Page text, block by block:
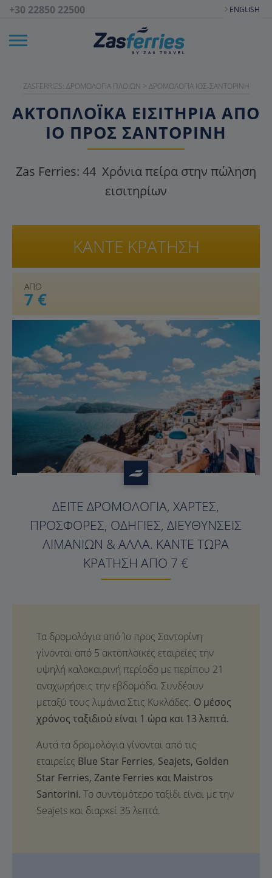
+30 22850 22500 ENGLISH
ZASFERRIES: ΔΡΟΜΟΛΌΓΙΑ ΠΛΟΊΩΝ > ΔΡΟΜΟΛΌΓΙΑ ΊΟΣ-ΣΑΝΤΟΡΊΝΗ
ΑΚΤΟΠΛΟΪΚΑ ΕΙΣΙΤΉΡΙΑ ΑΠΌ
ΊΟ ΠΡΟΣ ΣΑΝΤΟΡΊΝΗ
Zas Ferries: 44 Χρόνια πείρα στην πώληση
εισιτηρίων
ΑΠΟ
7 €
ΚΑΝΤΕ ΚΡΑΤΗΣΗ
?>
ΔΕΊΤΕ ΔΡΟΜΟΛΌΓΙΑ, ΧΆΡΤΕΣ,
ΠΡΟΣΦΟΡΈΣ, ΟΔΗΓΊΕΣ, ΔΙΕΥΘΎΝΣΕΙΣ
ΛΙΜΑΝΙΏΝ & ΆΛΛΑ. ΚΆΝΤΕ ΤΏΡΑ
ΚΡΆΤΗΣΗ ΑΠΌ 7 €
Ο μέσος
χρόνος ταξιδιού είναι 1 ώρα και 13 λεπτά.
Αυτά τα δρομολόγια γίνονται από τις
εταιρείες Blue Star Ferries, Seajets, Golden
Star Ferries, Zante Ferries και Maistros
Santorini. Το συντομότερο ταξίδι είναι με την
Seajets και διαρκεί 35 λεπτά.